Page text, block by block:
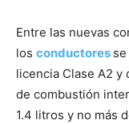
Entre las nuevas
los conductores
licencia Clase A2 y
de combustión
1.4 litros y no más